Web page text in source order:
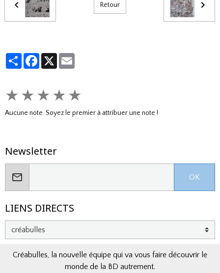
Retour
PartagerFacebook
X
★ ★ ★ ★ ★
Aucune note. Soyez le premier à attribuer une note !
Newsletter
OK
LIENS DIRECTS
Créabulles, la nouvelle équipe qui va vous faire découvrir le
monde de la BD autrement.